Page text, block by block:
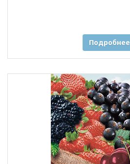
Подробнее